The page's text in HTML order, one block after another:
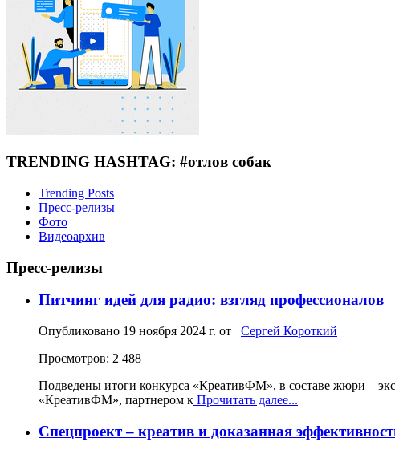
TRENDING HASHTAG: #отлов собак
Trending Posts
Пресс-релизы
Фото
Видеоархив
Пресс-релизы
Питчинг идей для радио: взгляд профессионалов
Опубликовано 19 ноября 2024 г. от Сергей Короткий
Просмотров: 2 488
Подведены итоги конкурса «КреативФМ», в составе жюри –
«КреативФМ», партнером к Прочитать далее...
Спецпроект – креатив и доказанная